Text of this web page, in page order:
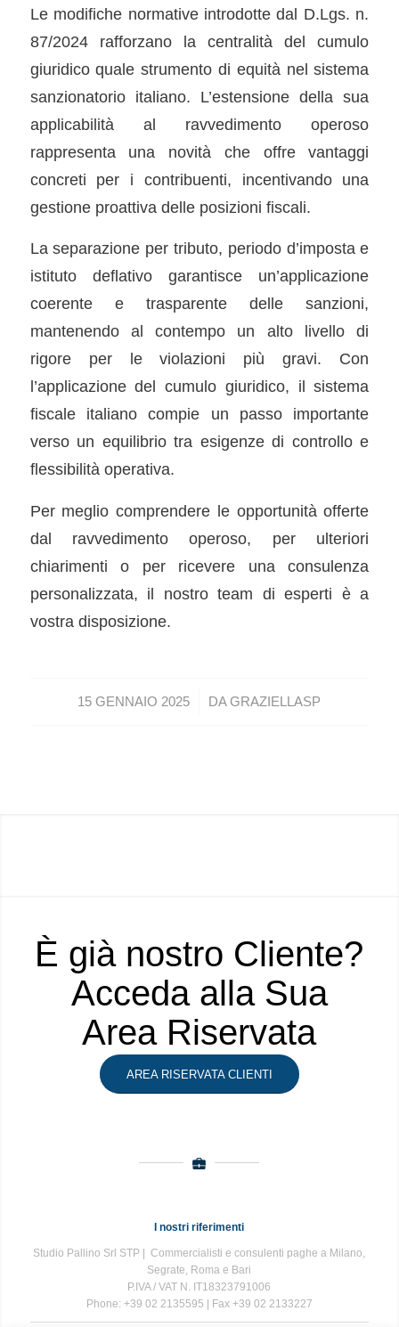
Le modifiche normative introdotte dal D.Lgs. n.
87/2024 rafforzano la centralità del cumulo
giuridico quale strumento di equità nel sistema
sanzionatorio italiano. L’estensione della sua
applicabilità al ravvedimento operoso
rappresenta una novità che offre vantaggi
concreti per i contribuenti, incentivando una
gestione proattiva delle posizioni fiscali.
La separazione per tributo, periodo d’imposta e
istituto deflativo garantisce un’applicazione
coerente e trasparente delle sanzioni,
mantenendo al contempo un alto livello di
rigore per le violazioni più gravi. Con
l’applicazione del cumulo giuridico, il sistema
fiscale italiano compie un passo importante
verso un equilibrio tra esigenze di controllo e
flessibilità operativa.
Per meglio comprendere le opportunità offerte
dal ravvedimento operoso, per ulteriori
chiarimenti o per ricevere una consulenza
personalizzata, il nostro team di esperti è a
vostra disposizione.
15 GENNAIO 2025
/ DAGRAZIELLASP
È già nostro Cliente?
Acceda alla Sua
Area Riservata
AREA RISERVATA CLIENTI
I nostri riferimenti
Studio Pallino Srl STP | Commercialisti e consulenti paghe a Milano,
Segrate, Roma e Bari
P.IVA / VAT N. IT18323791006
Phone: +39 02 2135595 | Fax +39 02 2133227